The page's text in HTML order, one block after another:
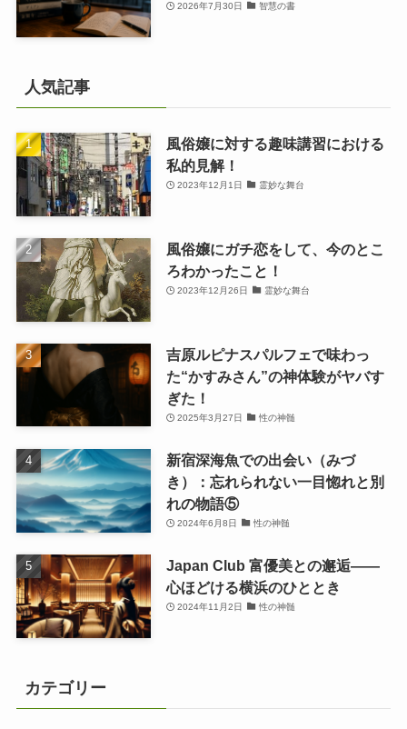
2026年7月30日 智慧の書
人気記事
風俗嬢に対する趣味講習における
私的見解！
2023年12月1日 霊妙な舞台
風俗嬢にガチ恋をして、今のとこ
ろわかったこと！
2023年12月26日 霊妙な舞台
吉原ルピナスパルフェで味わっ
た“かすみさん”の神体験がヤバす
ぎた！
2025年3月27日 性の神髄
新宿深海魚での出会い（みづ
き）：忘れられない一目惚れと別
れの物語⑤
2024年6月8日 性の神髄
Japan Club 富優美との邂逅――
心ほどける横浜のひととき
2024年11月2日 性の神髄
カテゴリー